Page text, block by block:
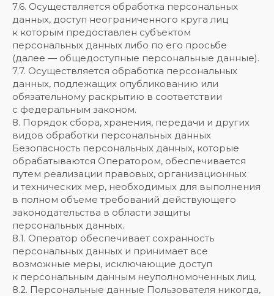
7.6. Осуществляется обработка персональных
данных, доступ неограниченного круга лиц
к которым предоставлен субъектом
персональных данных либо по его просьбе
(далее — общедоступные персональные данные).
7.7. Осуществляется обработка персональных
данных, подлежащих опубликованию или
обязательному раскрытию в соответствии
с федеральным законом.
8. Порядок сбора, хранения, передачи и других
видов обработки персональных данных
Безопасность персональных данных, которые
обрабатываются Оператором, обеспечивается
путем реализации правовых, организационных
и технических мер, необходимых для выполнения
в полном объеме требований действующего
законодательства в области защиты
персональных данных.
8.1. Оператор обеспечивает сохранность
персональных данных и принимает все
возможные меры, исключающие доступ
к персональным данным неуполномоченных лиц.
8.2. Персональные данные Пользователя никогда,